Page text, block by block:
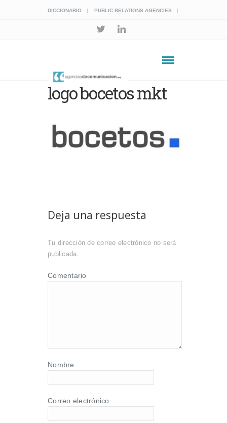
DICCIONARIO PUBLIC RELATIONS AGENCIES
logo bocetos mkt
Deja una respuesta
Tu dirección de correo electrónico no será
publicada.
Comentario
Nombre
Correo electrónico